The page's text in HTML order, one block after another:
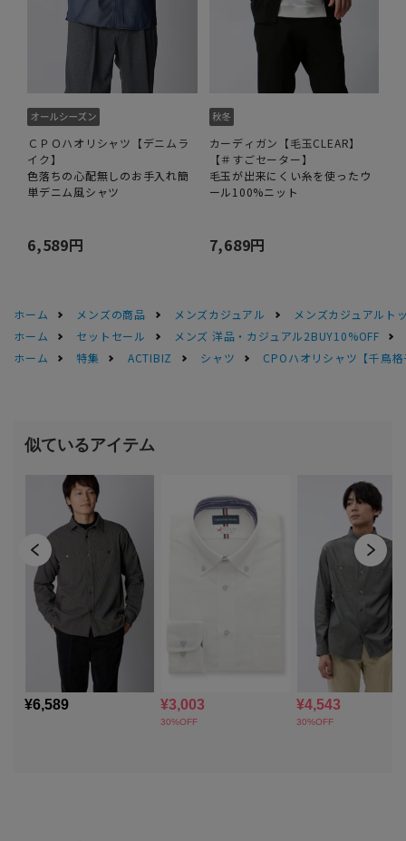
ＣＰＯハオリシャツ【デニムラ
イク】
色落ちの心配無しのお手入れ簡
単デニム風シャツ
6,589円
カーディガン【毛玉CLEAR】
【＃すごセーター】
毛玉が出来にくい糸を使ったウ
ール100%ニット
7,689円
ホーム メンズの商品 メンズカジュアル
メンズカジュアルト
ホーム
セットセール
メンズ 洋品・カジュアル2BUY10%OFF
ホーム
特集 ACTIBIZ シャツ CPOハオリシャツ【千鳥